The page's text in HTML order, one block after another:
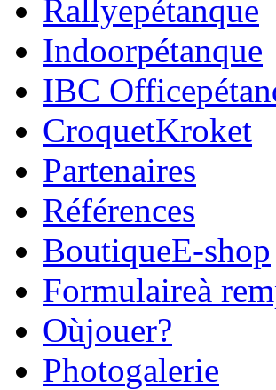
Rallyepétanque
Indoorpétanque
IBC Office
CroquetKroket
Partenaires
Références
BoutiqueE-shop
Formulaireà
Oùjouer?
Photogalerie